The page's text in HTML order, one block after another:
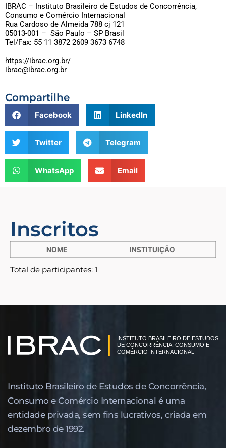
IBRAC – Instituto Brasileiro de Estudos de Concorrência,
Consumo e Comércio Internacional
Rua Cardoso de Almeida 788 cj 121
05013-001 – São Paulo – SP Brasil
Tel/Fax: 55 11 3872 2609 3673 6748
https://ibrac.org.br/
ibrac@ibrac.org.br
Compartilhe
Facebook LinkedIn
Twitter Telegram
WhatsApp Email
Inscritos
NOME INSTITUIÇÃO
Total de participantes: 1
Instituto Brasileiro de Estudos de Concor­rência,
Consumo e Comércio Internacional é uma
entidade privada, sem fins lucrativos, criada em
dezembro de 1992.